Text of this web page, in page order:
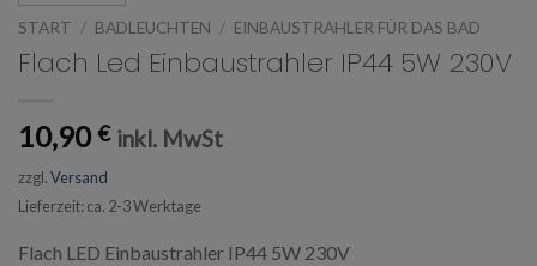
START / BADLEUCHTEN / EINBAUSTRAHLER FÜR DAS BAD
Flach Led Einbaustrahler IP44 5W 230V
10,90 € inkl. MwSt
zzgl.Versand
Lieferzeit: ca. 2-3 Werktage
Flach LED Einbaustrahler IP44 5W 230V